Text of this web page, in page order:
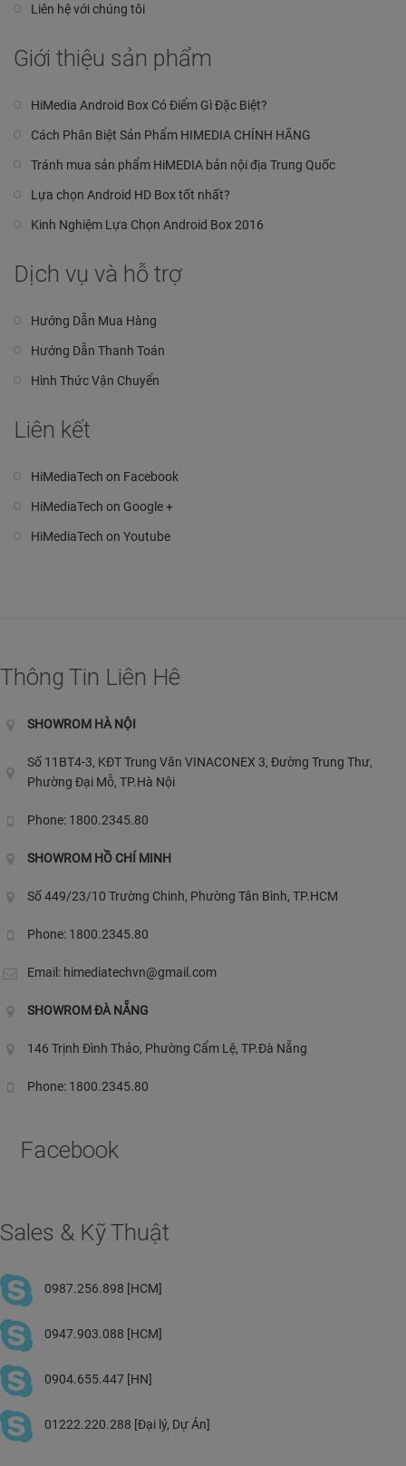
Liên hệ với chúng tôi
Giới thiệu sản phẩm
HiMedia Android Box Có Điểm Gì Đặc Biệt?
Cách Phân Biệt Sản Phẩm HIMEDIA CHÍNH HÃNG
Tránh mua sản phẩm HiMEDIA bản nội địa Trung Quốc
Lựa chọn Android HD Box tốt nhất?
Kinh Nghiệm Lựa Chọn Android Box 2016
Dịch vụ và hỗ trợ
Hướng Dẫn Mua Hàng
Hướng Dẫn Thanh Toán
Hình Thức Vận Chuyển
Liên kết
HiMediaTech on Facebook
HiMediaTech on Google +
HiMediaTech on Youtube
Thông Tin Liên Hê
SHOWROM HÀ NỘI
Số 11BT4-3, KĐT Trung Văn VINACONEX 3, Đường Trung Thư,
Phường Đại Mỗ, TP.Hà Nội
Phone: 1800.2345.80
SHOWROM HỒ CHÍ MINH
Số 449/23/10 Trường Chinh, Phường Tân Bình, TP.HCM
Phone: 1800.2345.80
Email: himediatechvn@gmail.com
SHOWROM ĐÀ NẴNG
146 Trịnh Đình Thảo, Phường Cẩm Lệ, TP.Đà Nẵng
Phone: 1800.2345.80
Facebook
Sales & Kỹ Thuật
0987.256.898 [HCM]
0947.903.088 [HCM]
0904.655.447 [HN]
01222.220.288 [Đại lý, Dự Án]